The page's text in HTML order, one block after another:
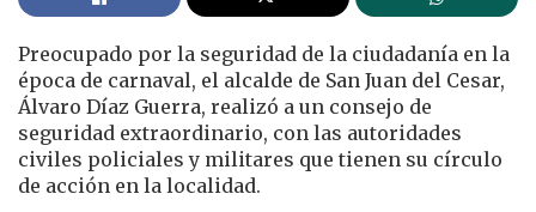
Preocupado por la seguridad de la ciudadanía en la
época de carnaval, el alcalde de San Juan del Cesar,
Álvaro Díaz Guerra, realizó a un consejo de
seguridad extraordinario, con las autoridades
civiles policiales y militares que tienen su círculo
de acción en la localidad.